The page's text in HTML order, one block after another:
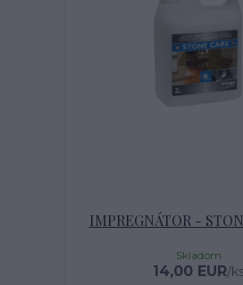
IMPREGNÁTOR -
14,00 EUR/
Skladom